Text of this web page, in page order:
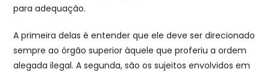
para adequação.
A primeira delas é entender que ele deve ser direcionado
sempre ao órgão superior àquele que proferiu a ordem
alegada ilegal. A segunda, são os sujeitos envolvidos em